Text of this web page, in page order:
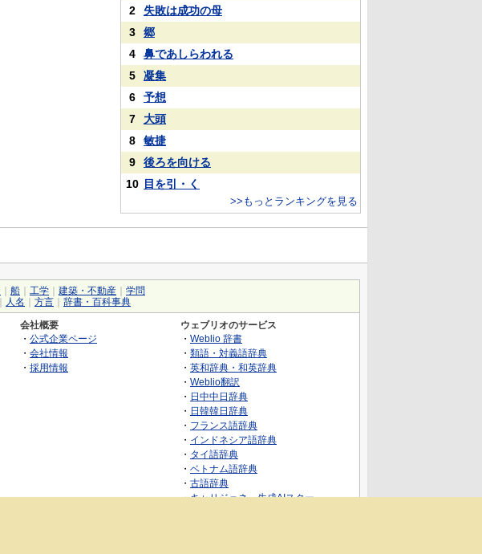
2
失敗は成功の母
3
郷
4
鼻であしらわれる
5
凝集
6
予想
7
大頭
8
敏捷
9
後ろを向ける
10 目を引・く
>>もっとランキングを見る
船 工学 建築・不動産
学問
人名 方言 辞書・百科事典
会社概要
・ 公式企業ページ
・ 会社情報
・ 採用情報
ウェブリオのサービス
・ Weblio 辞書
・ 類語・対義語辞典
・ 英和辞典・和英辞典
・ Weblio翻訳
・ 日中中日辞典
・ 日韓韓日辞典
・ フランス語辞典
・ インドネシア語辞典
・ タイ語辞典
・ ベトナム語辞典
・ 古語辞典
・キャリジェネ～生成AIスクー